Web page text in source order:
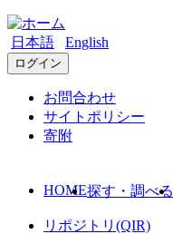
日本語 English
ログイン
お問合わせ
サイトポリシー
寄附
HOME探す・調べる
リポジトリ(QIR)